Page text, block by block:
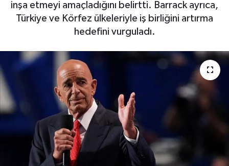
inşa etmeyi amaçladığını belirtti. Barrack ayrıca,
Türkiye ve Körfez ülkeleriyle iş birliğini artırma
hedefini vurguladı.